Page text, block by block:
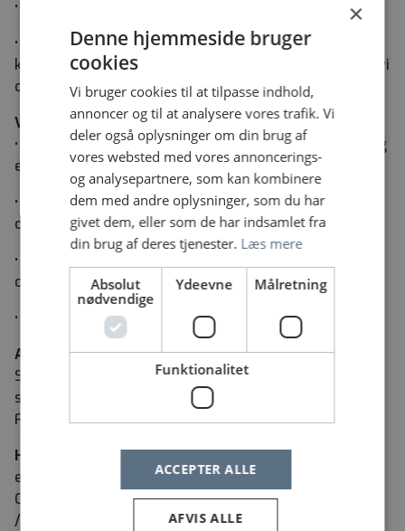
• være fleksibel i opgaveløsningen og omstillingsparat
•
have lyst til at gøre dig umage og ikke gå på
kompromis med kvaliteten af det vi gør og den måde vi
omgås
Vi tilbyderdig
• en stor dynamisk hjerteafdeling med højt til loftet og
et stærkt fagligt miljø
• gode muligheder for indflydelse på opgaveløsningen
og udvikling af afdelingen
• god
og stor vægt påtværfaglighed
• en afdeling med
stor aktivitet indenfor uddannelse
Ansættelsesvilkår
Som overlæge sker ansættelse efter aftale for
speciallæger mellem Region Hovedstaden og
Foreningen af Speciallæger.
Hvis
du vil vide mere omstillingen eller afdelingen
er du velkommen til at kontakte cheflæge, Jonas
Olesen (tlf. 23 61 71 39
/jonas.bjerring.olesen@regionh.dk).
×
Denne hjemmeside bruger
cookies
Vi bruger cookies til at tilpasse indhold,
annoncer og til at analysere vores trafik. Vi
deler også oplysninger om din brug af
vores websted med vores annoncerings-
og analysepartnere, som kan kombinere
dem med andre oplysninger, som du har
givet dem, eller som de har indsamlet fra
din brug af deres tjenester. Læs mere
Absolut
nødvendige
Ydeevne Målretning
Funktionalitet
ACCEPTER ALLE
AFVIS ALLE